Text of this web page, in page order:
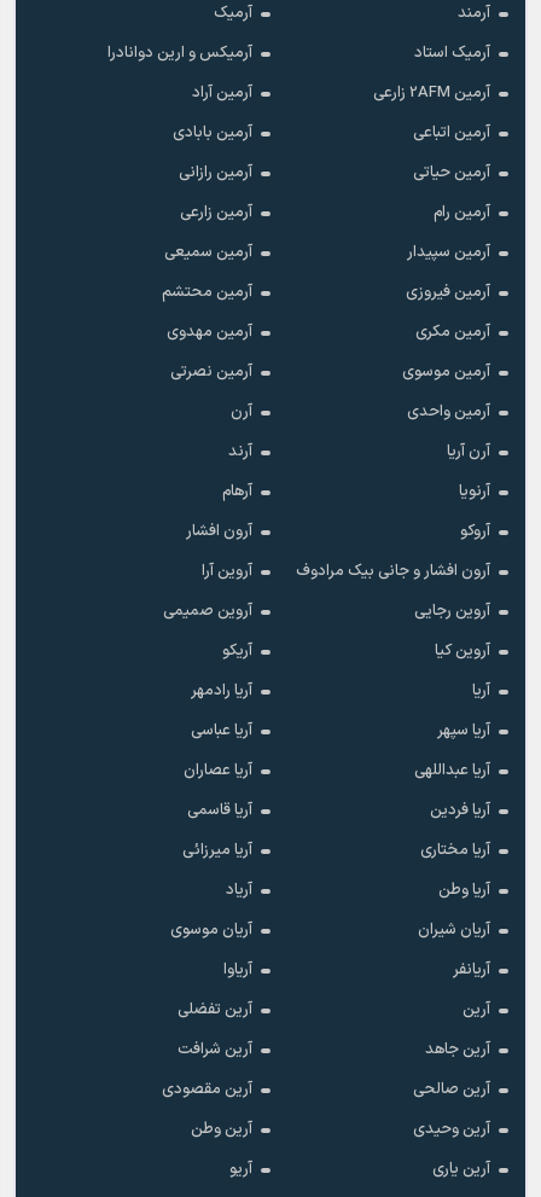
آرمند
آرمیک
آرمیک استاد
آرمیکس و ارین دوانادرا
آرمین 2AFM زارعی
آرمین آراد
آرمین اتباعی
آرمین بابادی
آرمین حیاتی
آرمین رازانی
آرمین رام
آرمین زارعی
آرمین سپیدار
آرمین سمیعی
آرمین فیروزی
آرمین محتشم
آرمین مکری
آرمین مهدوی
آرمین موسوی
آرمین نصرتی
آرمین واحدی
آرن
آرن آریا
آرند
آرنویا
آرهام
آروکو
آرون افشار
آرون افشار و جانی بیک مرادوف
آروین آرا
آروین رجایی
آروین صمیمی
آروین کیا
آریکو
آریا
آریا رادمهر
آریا سپهر
آریا عباسی
آریا عبداللهی
آریا عصاران
آریا فردین
آریا قاسمی
آریا مختاری
آریا میرزائی
آریا وطن
آریاد
آریان شیران
آریان موسوی
آریانفر
آریاوا
آرین
آرین تفضلی
آرین جاهد
آرین شرافت
آرین صالحی
آرین مقصودی
آرین وحیدی
آرین وطن
آرین یاری
آریو